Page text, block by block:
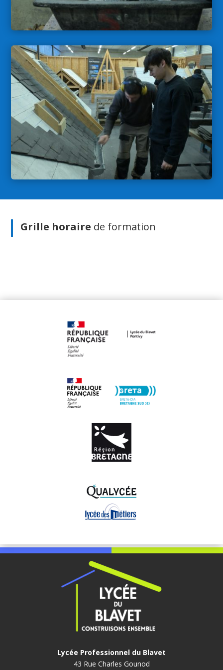
Grille horaire de formation
Lycée Professionnel du Blavet
43 Rue Charles Gounod